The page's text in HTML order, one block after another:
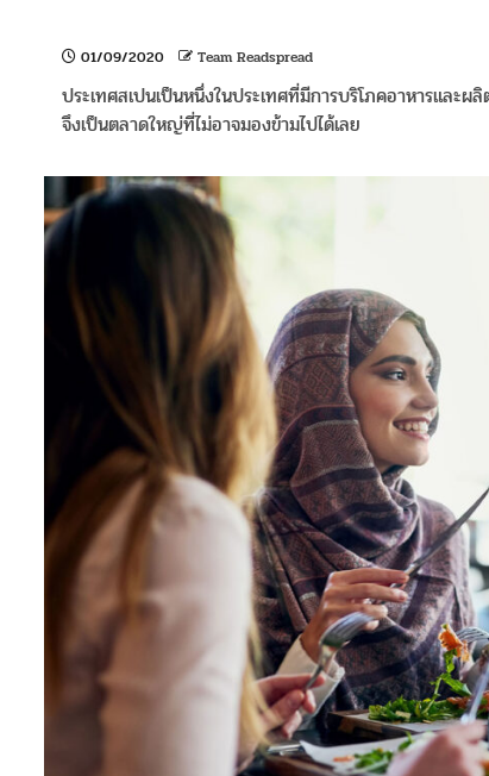
01/09/2020 Team Readspread
ประเทศสเปนเป็นหนึ่งในประเทศที่มีการบริโภคอาหารแล
จึงเป็นตลาดใหญ่ที่ไม่อาจมองข้ามไปได้เลย